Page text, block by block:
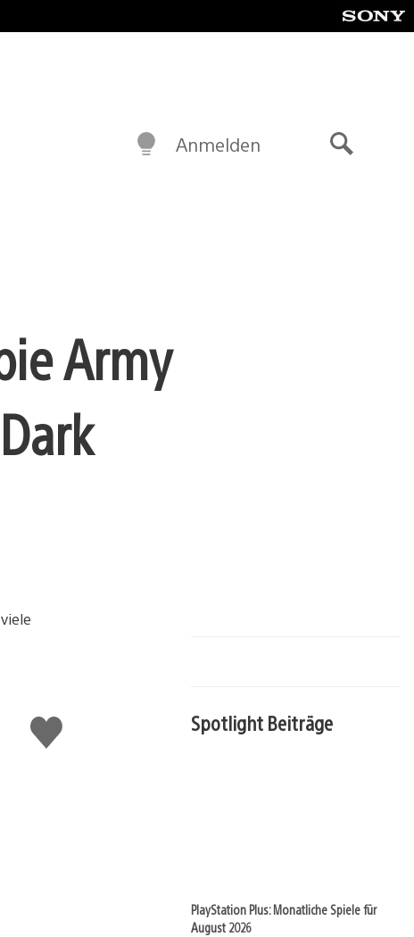
Anmelden
Army
Gefällt
mir
Spotlight Beiträge
PlayStation Plus: Monatliche Spiele für
August 2026